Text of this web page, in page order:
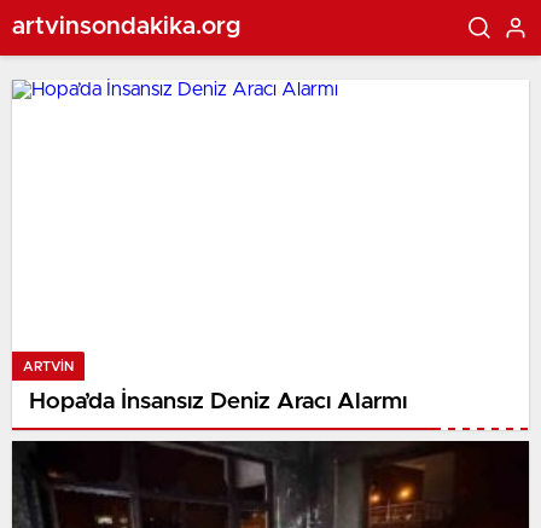
artvinsondakika.org
ARTVIN
Hopa’da İnsansız Deniz Aracı Alarmı